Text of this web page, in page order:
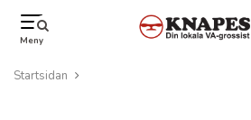
Meny
Startsidan